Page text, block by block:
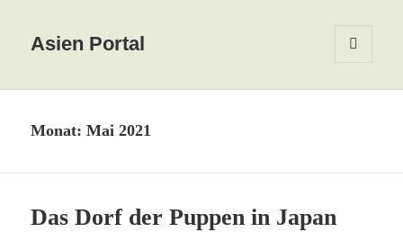
Asien Portal
WIDGETS
Monat:Mai 2021
Das Dorf der Puppen in Japan